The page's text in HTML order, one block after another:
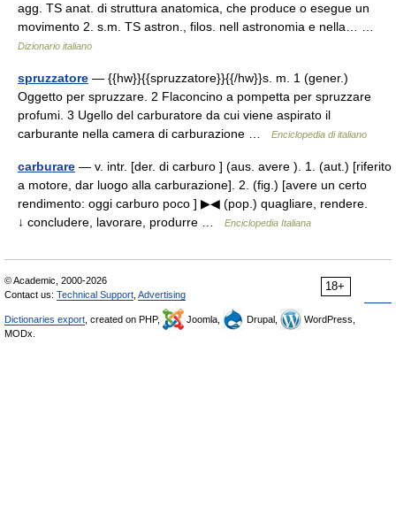
agg. TS anat. di struttura anatomica, che produce o esegue un
movimento 2. s.m. TS astron., filos. nell astronomia e nella… …
Dizionario italiano
spruzzatore — {{hw}}{{spruzzatore}}{{/hw}}s. m. 1 (gener.)
Oggetto per spruzzare. 2 Flaconcino a pompetta per spruzzare
profumi. 3 Ugello del carburatore da cui viene aspirato il
carburante nella camera di carburazione …
Enciclopedia di italiano
carburare — v. intr. [der. di carburo ] (aus. avere ). 1. (aut.) [riferito
a motore, dar luogo alla carburazione]. 2. (fig.) [avere un certo
rendimento: oggi carburo poco ] ▶◀ (pop.) quagliare, rendere.
↓ concludere, lavorare, produrre …
Enciclopedia Italiana
18+
© Academic, 2000-2026
Contact us: Technical Support Advertising
Dictionaries export , created on PHP, Joomla, Drupal,
WordPress,
MODx.